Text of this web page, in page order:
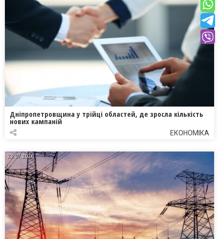
Дніпропетровщина у трійці областей, де зросла кількість
нових кампаній
ЕКОНОМІКА
23.07.2026